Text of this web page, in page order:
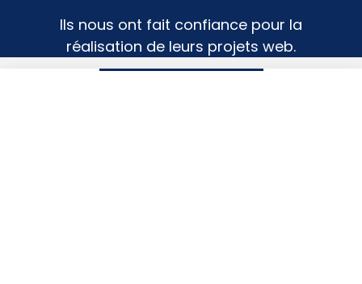
Ils nous ont fait confiance pour la
réalisation de leurs projets web.